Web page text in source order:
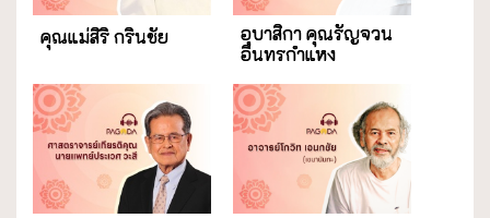
คุณแม่สิริ กรินชัย
อุบาสิกา คุณรัญจวน
อินทรกำแหง